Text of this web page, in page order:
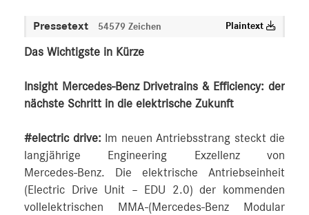
Pressetext 54579 Zeichen Plaintext
Das Wichtigste in Kürze
Insight Mercedes-Benz Drivetrains & Efficiency: der
nächste Schritt in die elektrische Zukunft
#electric drive: Im neuen Antriebsstrang steckt die
langjährige Engineering Exzellenz von
Mercedes‑Benz. Die elektrische Antriebseinheit
(Electric Drive Unit – EDU 2.0) der kommenden
vollelektrischen MMA-(Mercedes‑Benz Modular